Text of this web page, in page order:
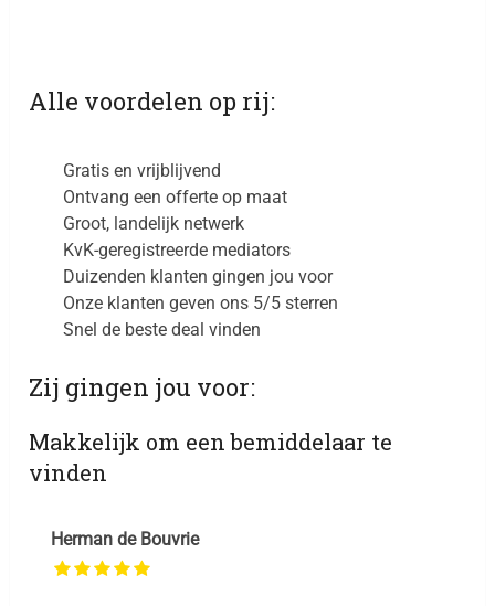
Alle voordelen op rij:
Gratis en vrijblijvend
Ontvang een offerte op maat
Groot, landelijk netwerk
KvK-geregistreerde mediators
Duizenden klanten gingen jou voor
Onze klanten geven ons 5/5 sterren
Snel de beste deal vinden
Zij gingen jou voor:
Makkelijk om een bemiddelaar te
vinden
Herman de Bouvrie